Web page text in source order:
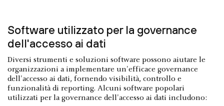
Software utilizzato per la governance
dell'accesso ai dati
Diversi strumenti e soluzioni software possono aiutare le
organizzazioni a implementare un'efficace governance
dell'accesso ai dati, fornendo visibilità, controllo e
funzionalità di reporting. Alcuni software popolari
utilizzati per la governance dell'accesso ai dati includono: